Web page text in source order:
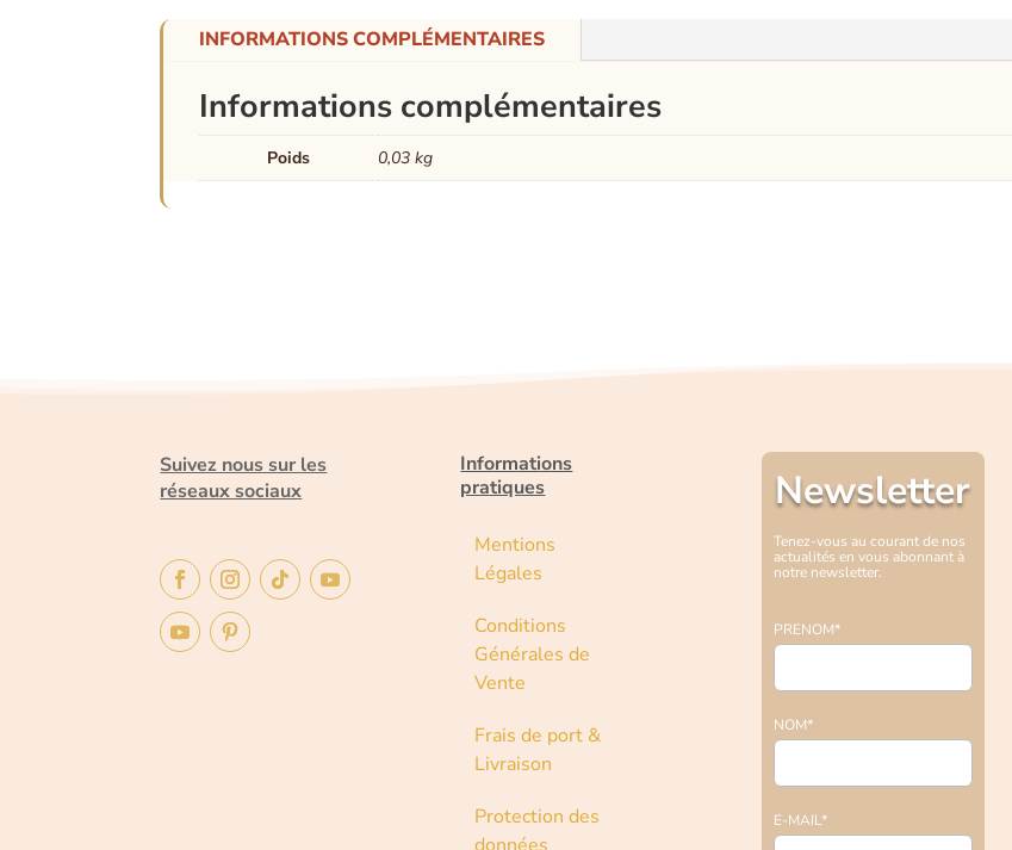
INFORMATIONS COMPLÉMENTAIRES
Informations complémentaires
Poids 0,03 kg
Suivez nous sur les
réseaux sociaux
Informations
pratiques
Mentions
Légales
Conditions
Générales de
Vente
Frais de port &
Livraison
Protection des
Newsletter
Tenez-vous au courant de nos
actualités en vous abonnant à
notre newsletter.
PRENOM*
NOM*
E-MAIL*